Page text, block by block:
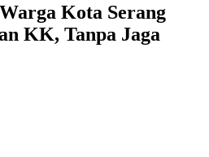
Kota Serang
KK, Tanpa Jaga